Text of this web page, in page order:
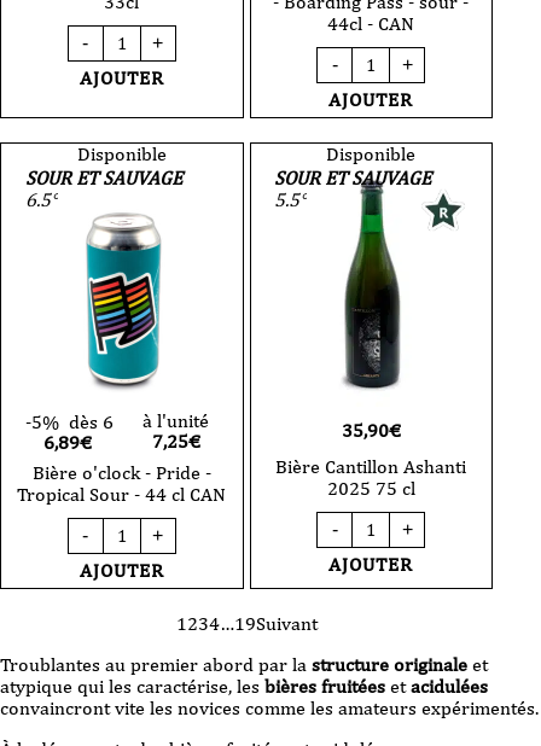
-
quantité
de
Bière
Slash
VP
-
33cl
+
AJOUTER
44cl - CAN
-
quantité
de
Bière
-
Aviateur
-
Boarding
Pass
sour
-
44cl
-
CAN
+
AJOUTER
Disponible
SOUR ET SAUVAGE
6.5°
-5% dès 6
6,89€
à l'unité
7,25€
Bière o'clock - Pride -
Tropical Sour - 44 cl CAN
-
quantité
de
Bière
o'clock
Tropical
Sour
-
44
+
AJOUTER
Disponible
SOUR ET SAUVAGE
5.5°
35,90€
Bière Cantillon Ashanti
2025 75 cl
-
quantité
de
Bière
Cantillon
Ashanti
cl
+
AJOUTER
1234…19Suivant
Troublantes au premier abord par la structure originale et
atypique qui les caractérise, les bières fruitées etacidulées
convaincront vite les novices comme les amateurs expérimentés.